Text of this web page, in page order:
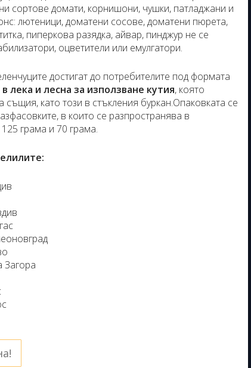
сортове домати, корнишони, чушки, патладжани и
лютеници, доматени сосове, доматени пюрета,
пиперкова разядка, айвар, пинджур не се
оцветители или емулгатори.
достигат до потребителите под формата
лека и лесна за използване кутия, която
същия, като този в стъкления буркан.Опаковката се
в които се разпространява в
грама и 70 грама.
Загора